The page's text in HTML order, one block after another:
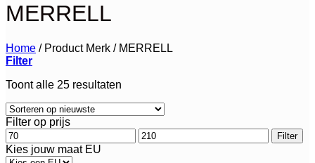
MERRELL
Home /Product Merk /MERRELL
Filter
Toont alle 25 resultaten
nieuwste
Filter op prijs
Min.
prijs
Max.
prijs
Filter
Kies jouw maat EU